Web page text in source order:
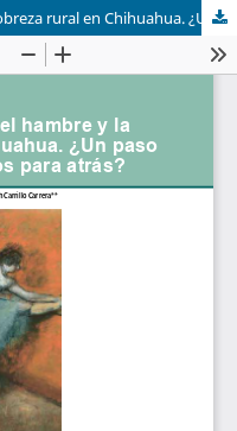
La cruzada contra el hambre y la pobreza rural en Chihuahua. ¿Un paso para adelante y dos para atrás?